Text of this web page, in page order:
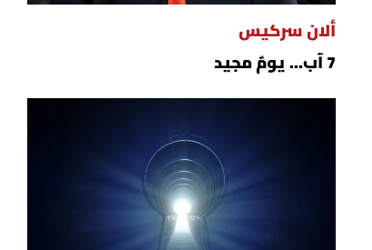
ألان سركيس
7 آب... يومٌ مجيد